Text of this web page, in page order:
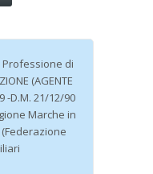
di
(AGENTE
-D.M. 21/12/90
Marche in